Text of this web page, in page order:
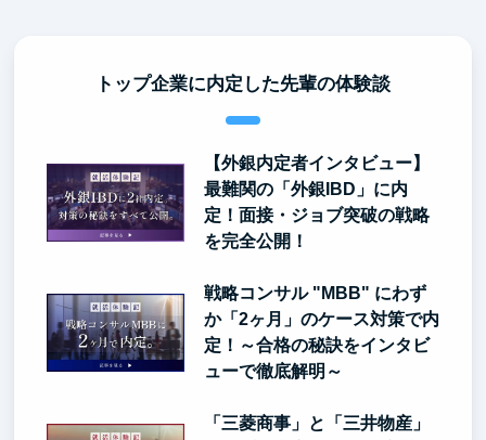
トップ企業に内定した先輩の体験談
【外銀内定者インタビュー】
最難関の「外銀IBD」に内
定！面接・ジョブ突破の戦略
を完全公開！
戦略コンサル "MBB" にわず
か「2ヶ月」のケース対策で内
定！～合格の秘訣をインタビ
ューで徹底解明～
「三菱商事」と「三井物産」